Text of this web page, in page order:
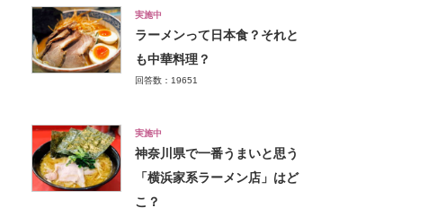
実施中
ラーメンって日本食？それと
も中華料理？
回答数：19651
実施中
神奈川県で一番うまいと思う
「横浜家系ラーメン店」はど
こ？